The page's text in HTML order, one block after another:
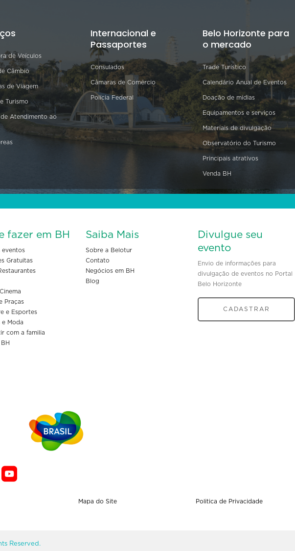
de Veículos
Câmbio
de Viagem
Turismo
Atendimento ao
Internacional e
Passaportes
Consulados
Câmaras de Comércio
Polícia Federal
Belo Horizonte para
o mercado
Trade Turístico
Calendário Anual de Eventos
Doação de mídias
Equipamentos e serviços
Materiais de divulgação
Observatório do Turismo
Principais atrativos
Venda BH
fazer em BH
eventos
Gratuitas
Praças
e Esportes
e Moda
com a familia
Saiba Mais
Sobre a Belotur
Contato
Negócios em BH
Blog
Divulgue seu
evento
Envio de informações para
divulgação de eventos no Portal
Belo Horizonte
CADASTRAR
Mapa do Site Politica de Privacidade
Reserved.